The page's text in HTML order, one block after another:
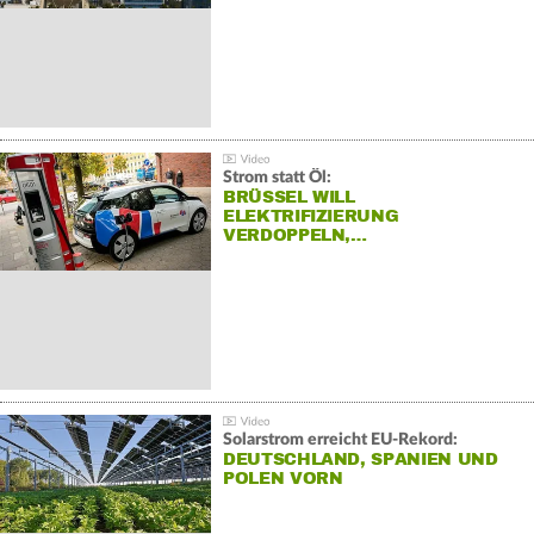
Strom statt Öl:
BRÜSSEL WILL
ELEKTRIFIZIERUNG
VERDOPPELN,…
Solarstrom erreicht EU-Rekord:
DEUTSCHLAND, SPANIEN UND
POLEN VORN